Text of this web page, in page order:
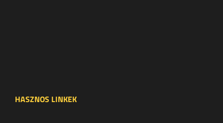
HASZNOS LINKEK